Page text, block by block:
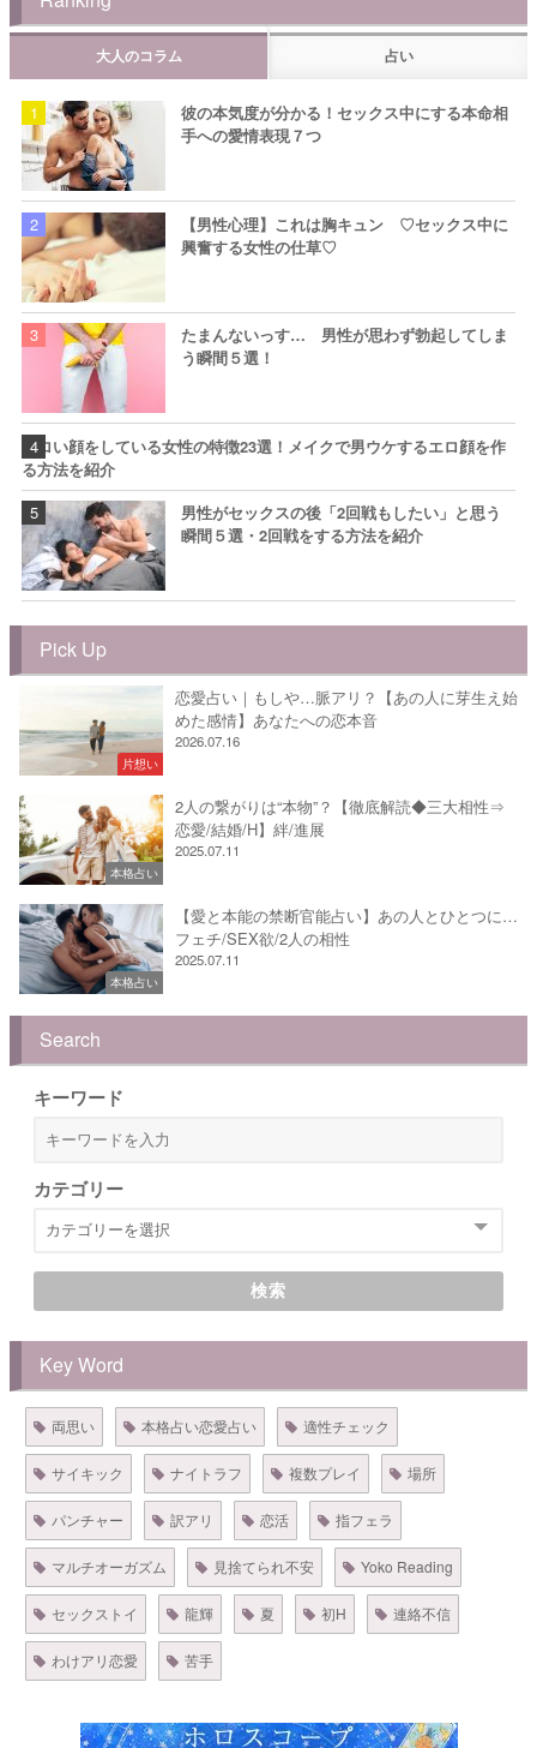
大人のコラム 占い
彼の本気度が分かる！セックス中にする本命相
手への愛情表現７つ
【男性心理】これは胸キュン ♡セックス中に
興奮する女性の仕草♡
たまんないっす… 男性が思わず勃起してしま
う瞬間５選！
エロい顔をしている女性の特徴23選！メイクで男ウケするエロ顔を作
る方法を紹介
男性がセックスの後「2回戦もしたい」と思う
瞬間５選・2回戦をする方法を紹介
Pick Up
片想い
恋愛占い｜もしや…脈アリ？【あの人に芽生え始
めた感情】あなたへの恋本音
2026.07.16
本格占い
2人の繋がりは“本物”？【徹底解読◆三大相性⇒
恋愛/結婚/H】絆/進展
2025.07.11
本格占い
【愛と本能の禁断官能占い】あの人とひとつに…
フェチ/SEX欲/2人の相性
2025.07.11
Search
キーワード
カテゴリー
検索
Key Word
両思い 本格占い恋愛占い 適性チェック
サイキック ナイトラフ 複数プレイ 場所
パンチャー 訳アリ 恋活 指フェラ
マルチオーガズム 見捨てられ不安 Yoko Reading
セックストイ 龍輝 夏 初H 連絡不信
わけアリ恋愛 苦手